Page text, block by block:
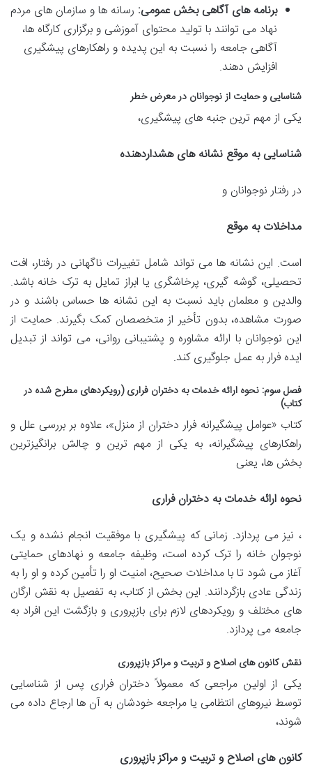
برنامه های آگاهی بخش عمومی: رسانه ها و سازمان های مردم
نهاد می توانند با تولید محتوای آموزشی و برگزاری کارگاه ها،
آگاهی جامعه را نسبت به این پدیده و راهکارهای پیشگیری
افزایش دهند.
شناسایی و حمایت از نوجوانان در معرض خطر
یکی از مهم ترین جنبه های پیشگیری،
شناسایی به موقع نشانه های هشداردهنده
در رفتار نوجوانان و
مداخلات به موقع
است. این نشانه ها می تواند شامل تغییرات ناگهانی در رفتار، افت
تحصیلی، گوشه گیری، پرخاشگری یا ابراز تمایل به ترک خانه باشد.
والدین و معلمان باید نسبت به این نشانه ها حساس باشند و در
صورت مشاهده، بدون تأخیر از متخصصان کمک بگیرند. حمایت از
این نوجوانان با ارائه مشاوره و پشتیبانی روانی، می تواند از تبدیل
ایده فرار به عمل جلوگیری کند.
فصل سوم: نحوه ارائه خدمات به دختران فراری (رویکردهای مطرح شده در
کتاب)
کتاب «عوامل پیشگیرانه فرار دختران از منزل»، علاوه بر بررسی علل و
راهکارهای پیشگیرانه، به یکی از مهم ترین و چالش برانگیزترین
بخش ها، یعنی
نحوه ارائه خدمات به دختران فراری
، نیز می پردازد. زمانی که پیشگیری با موفقیت انجام نشده و یک
نوجوان خانه را ترک کرده است، وظیفه جامعه و نهادهای حمایتی
آغاز می شود تا با مداخلات صحیح، امنیت او را تأمین کرده و او را به
زندگی عادی بازگردانند. این بخش از کتاب، به تفصیل به نقش ارگان
های مختلف و رویکردهای لازم برای بازپروری و بازگشت این افراد به
جامعه می پردازد.
نقش کانون های اصلاح و تربیت و مراکز بازپروری
یکی از اولین مراجعی که معمولاً دختران فراری پس از شناسایی
توسط نیروهای انتظامی یا مراجعه خودشان به آن ها ارجاع داده می
شوند،
کانون های اصلاح و تربیت و مراکز بازپروری